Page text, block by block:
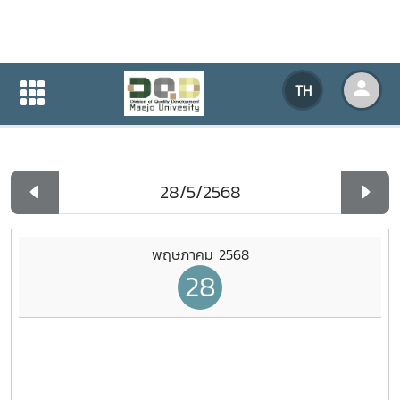
TH
ปฏิทินกิจกรรมของหน่วยงาน
ปฏิทินกิจกรรมของหน่วยงาน
พฤษภาคม 2568
28